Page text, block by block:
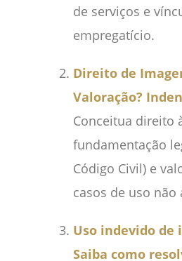
de serviços e
empregatício.
Direito de
Valoração?
Conceitua direito
fundamentação
Código Civil) e
casos de uso não
Uso indevido de
Saiba como